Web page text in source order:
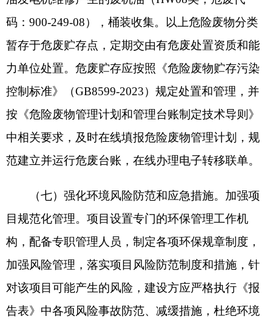
权限的生态环境主管部门重新审批。自环评批复文
件批准之日起满5年，工程方决定开工建设的，环境
影响评价文件应当报我局重新审核。
五、克州生态环境局阿克陶县分局要履行属地
监管职责，加强建设项目事中事后监管，按照《关
于进一步完善建设项目环境保护“三同时”及竣工环
境保护自主验收监管工作机制的意见》（环执法
〔2021〕70号）要求，加强对建设项目环境保
六、你公司应在收到本批复后10个工作日内，
将批准后的《报告表》送至克州生态环境局阿克陶
县分局。并按规定接受各级生态环境主管部门的监
督检查。
克州生态环境局
2026年3月16日